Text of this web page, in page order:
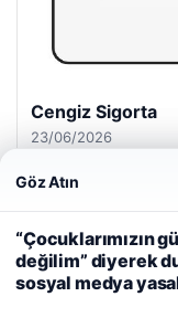
Hastaş Beton
26/05/2026
deneyiminizi
kullanıyoruz.Çerez
Reddet
Göz Atın
“Çocuklarımızın
değilim” diyerek
sosyal medya